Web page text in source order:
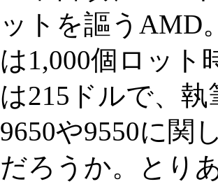
ットを謳うAMD
は1,000個ロット
は215ドルで、
9650や9550に関
だろうか。とり